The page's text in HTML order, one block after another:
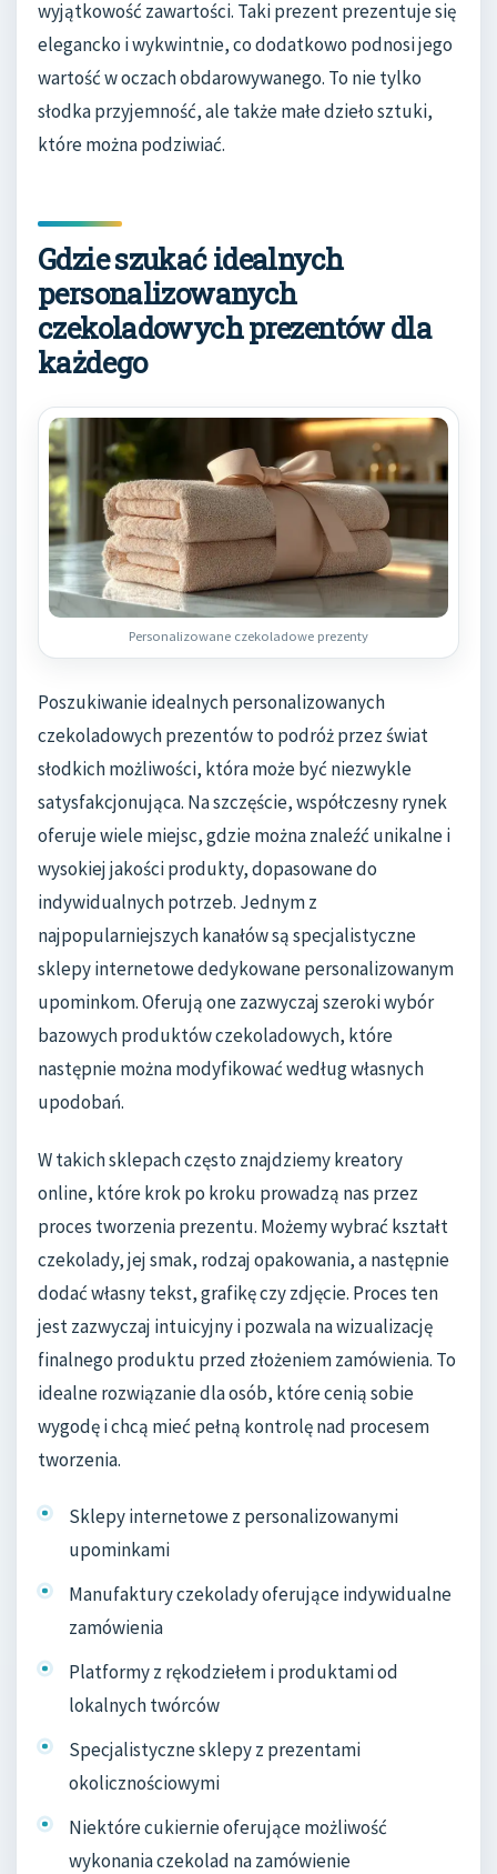
wyjątkowość zawartości. Taki prezent prezentuje się
elegancko i wykwintnie, co dodatkowo podnosi jego
wartość w oczach obdarowywanego. To nie tylko
słodka przyjemność, ale także małe dzieło sztuki,
które można podziwiać.
Gdzie szukać idealnych
personalizowanych
czekoladowych prezentów dla
każdego
Personalizowane czekoladowe prezenty
Poszukiwanie idealnych personalizowanych
czekoladowych prezentów to podróż przez świat
słodkich możliwości, która może być niezwykle
satysfakcjonująca. Na szczęście, współczesny rynek
oferuje wiele miejsc, gdzie można znaleźć unikalne i
wysokiej jakości produkty, dopasowane do
indywidualnych potrzeb. Jednym z
najpopularniejszych kanałów są specjalistyczne
sklepy internetowe dedykowane personalizowanym
upominkom. Oferują one zazwyczaj szeroki wybór
bazowych produktów czekoladowych, które
następnie można modyfikować według własnych
upodobań.
W takich sklepach często znajdziemy kreatory
online, które krok po kroku prowadzą nas przez
proces tworzenia prezentu. Możemy wybrać kształt
czekolady, jej smak, rodzaj opakowania, a następnie
dodać własny tekst, grafikę czy zdjęcie. Proces ten
jest zazwyczaj intuicyjny i pozwala na wizualizację
finalnego produktu przed złożeniem zamówienia. To
idealne rozwiązanie dla osób, które cenią sobie
wygodę i chcą mieć pełną kontrolę nad procesem
tworzenia.
Sklepy internetowe z personalizowanymi
upominkami
Manufaktury czekolady oferujące indywidualne
zamówienia
Platformy z rękodziełem i produktami od
lokalnych twórców
Specjalistyczne sklepy z prezentami
okolicznościowymi
Niektóre cukiernie oferujące możliwość
wykonania czekolad na zamówienie